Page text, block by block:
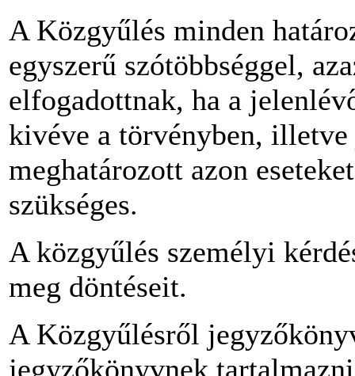
A Közgyűlés minden
egyszerű szótöbbséggel,
elfogadottnak, ha a
kivéve a törvényben,
meghatározott azon
szükséges.
A közgyűlés személyi
meg döntéseit.
A Közgyűlésről
jegyzőkönyvnek